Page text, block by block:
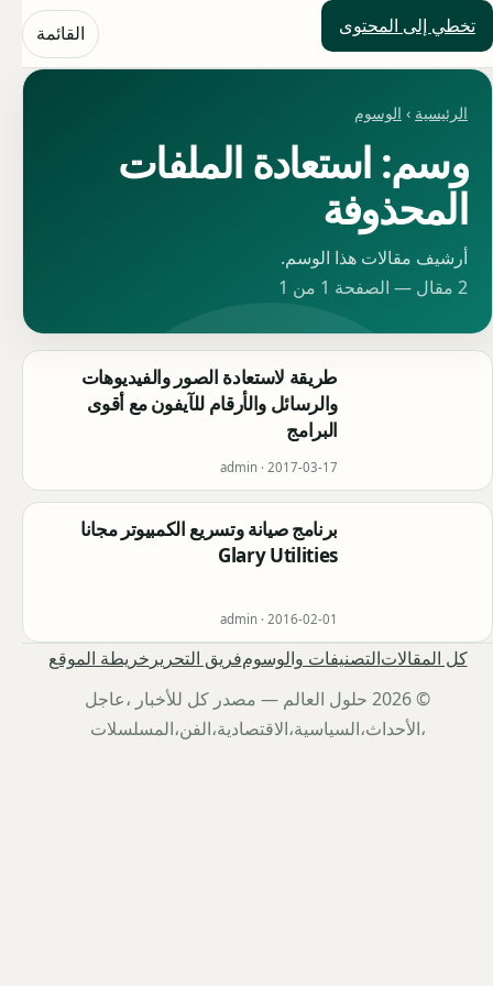
تخطي إلى المحتوى
حلول العالم القائمة
الرئيسية › الوسوم
وسم: استعادة الملفات
المحذوفة
أرشيف مقالات هذا الوسم.
2 مقال — الصفحة 1 من 1
طريقة لاستعادة الصور والفيديوهات
والرسائل والأرقام للآيفون مع أقوى
البرامج
admin · 2017-03-17
برنامج صيانة وتسريع الكمبيوتر مجانا
Glary Utilities
admin · 2016-02-01
كل المقالاتالتصنيفات والوسومفريق التحرير خريطة الموقع
© 2026 حلول العالم — مصدر كل للأخبار ،عاجل
،الأحداث،السياسية،الاقتصادية،الفن،المسلسلات